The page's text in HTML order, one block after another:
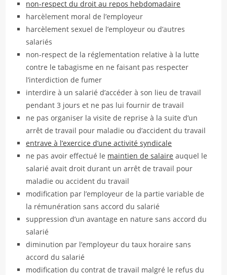
non-respect du droit au repos hebdomadaire
harcèlement moral de l’employeur
harcèlement sexuel de l’employeur ou d’autres
salariés
non-respect de la réglementation relative à la lutte
contre le tabagisme en ne faisant pas respecter
l’interdiction de fumer
interdire à un salarié d’accéder à son lieu de travail
pendant 3 jours et ne pas lui fournir de travail
ne pas organiser la visite de reprise à la suite d’un
arrêt de travail pour maladie ou d’accident du travail
entrave à l’exercice d’une activité syndicale
ne pas avoir effectué le maintien de salaire auquel le
salarié avait droit durant un arrêt de travail pour
maladie ou accident du travail
modification par l’employeur de la partie variable de
la rémunération sans accord du salarié
suppression d’un avantage en nature sans accord du
salarié
diminution par l’employeur du taux horaire sans
accord du salarié
modification du contrat de travail malgré le refus du